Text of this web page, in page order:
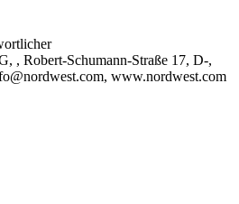
, Robert-Schumann-Straße 17, D-,
www.nordwest.com